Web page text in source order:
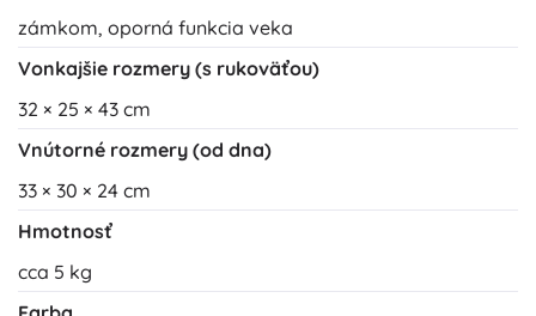
zámkom, oporná funkcia veka
Vonkajšie rozmery (s rukoväťou)
32 × 25 × 43 cm
Vnútorné rozmery (od dna)
33 × 30 × 24 cm
Hmotnosť
cca 5 kg